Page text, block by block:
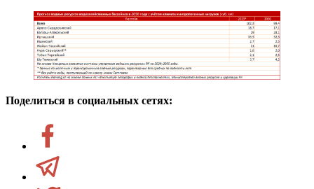
Поделиться в социальных сетях: